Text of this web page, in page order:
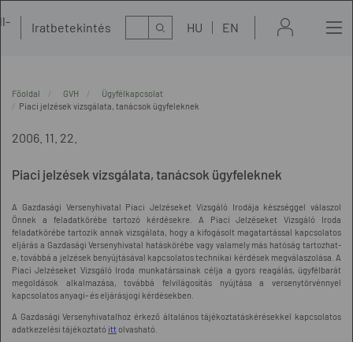
Iratbetekintés Kereső HU EN
Főoldal GVH
Ügyfélkapcsolat
Piaci jelzések vizsgálata, tanácsok ügyfeleknek
2006. 11. 22.
Piaci jelzések vizsgálata, tanácsok ügyfeleknek
A Gazdasági Versenyhivatal Piaci Jelzéseket Vizsgáló Irodája készséggel válaszol
Önnek a feladatkörébe tartozó kérdésekre. A Piaci Jelzéseket Vizsgáló Iroda
feladatkörébe tartozik annak vizsgálata, hogy a kifogásolt magatartással kapcsolatos
eljárás a Gazdasági Versenyhivatal hatáskörébe vagy valamely más hatóság tartozhat-
e, továbbá a jelzések benyújtásával kapcsolatos technikai kérdések megválaszolása. A
Piaci Jelzéseket Vizsgáló Iroda munkatársainak célja a gyors reagálás, ügyfélbarát
megoldások alkalmazása, továbbá felvilágosítás nyújtása a versenytörvénnyel
kapcsolatos anyagi- és eljárásjogi kérdésekben.
A Gazdasági Versenyhivatalhoz érkező általános tájékoztatáskérésekkel kapcsolatos
adatkezelési tájékoztató ittolvasható.